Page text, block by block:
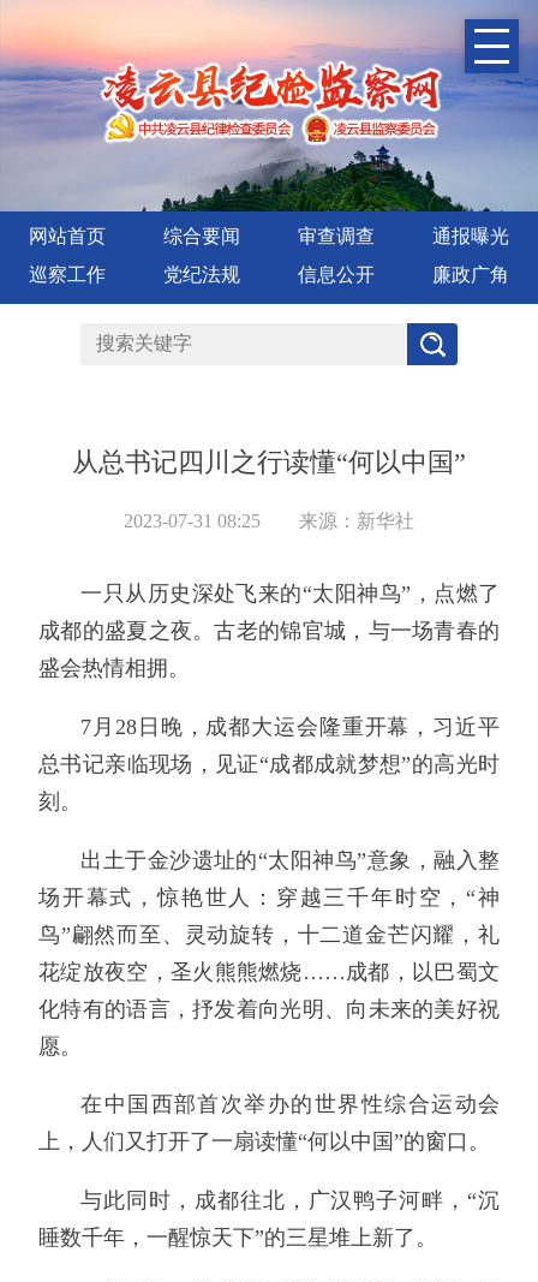
网站首页 综合要闻 审查调查
通报曝光
巡察工作
党纪法规 信息公开 廉政广角
从总书记四川之行读懂“何以中国”
2023-07-31 08:25 来源：新华社
一只从历史深处飞来的“太阳神鸟”，点燃了
成都的盛夏之夜。古老的锦官城，与一场青春的
盛会热情相拥。
7月28日晚，成都大运会隆重开幕，习近平
总书记亲临现场，见证“成都成就梦想”的高光时
刻。
出土于金沙遗址的“太阳神鸟”意象，融入整
场开幕式，惊艳世人：穿越三千年时空，“神
鸟”翩然而至、灵动旋转，十二道金芒闪耀，礼
花绽放夜空，圣火熊熊燃烧……成都，以巴蜀文
化特有的语言，抒发着向光明、向未来的美好祝
愿。
在中国西部首次举办的世界性综合运动会
上，人们又打开了一扇读懂“何以中国”的窗口。
与此同时，成都往北，广汉鸭子河畔，“沉
睡数千年，一醒惊天下”的三星堆上新了。